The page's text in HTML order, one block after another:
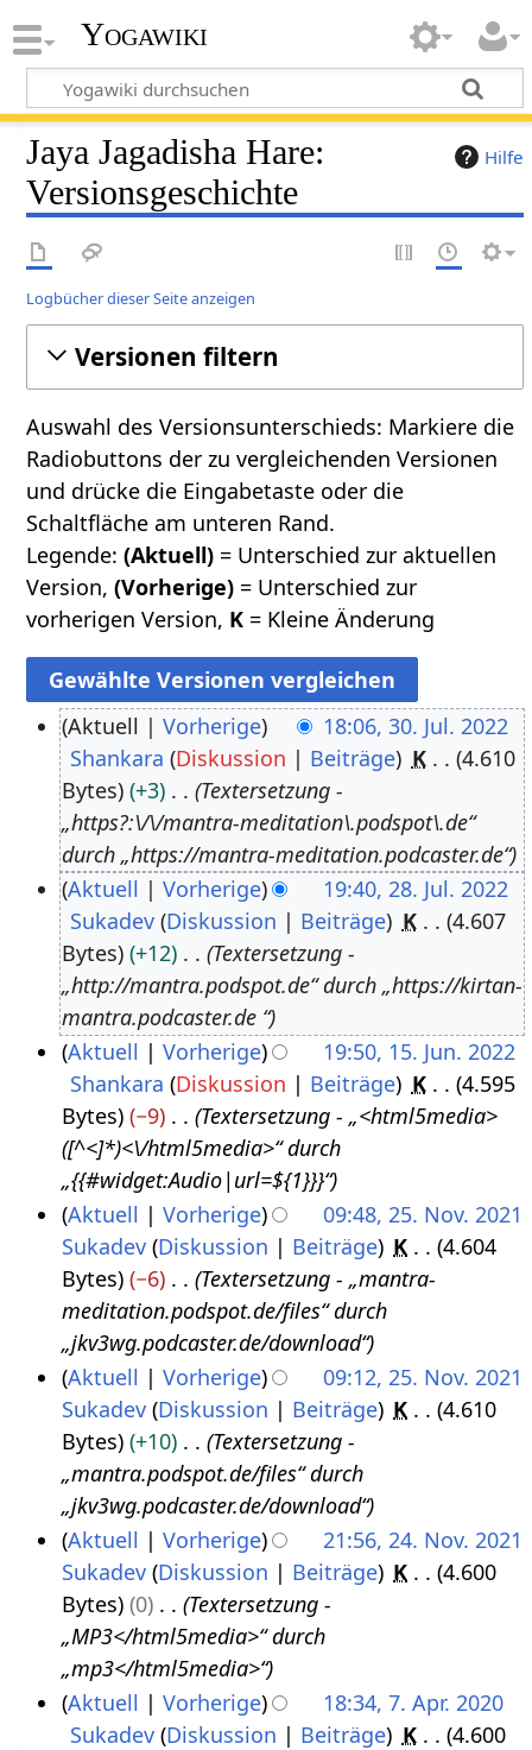
Yogawiki
Hilfe
Jaya Jagadisha Hare:
Versionsgeschichte
Logbücher dieser Seite anzeigen
Versionen filtern
Auswahl des Versionsunterschieds: Markiere die
Radiobuttons der zu vergleichenden Versionen
und drücke die Eingabetaste oder die
Schaltfläche am unteren Rand.
Legende:(Aktuell) = Unterschied zur aktuellen
Version,(Vorherige) = Unterschied zur
vorherigen Version, K = Kleine Änderung
u
2
Aktuell Vorherige
18:06, 30. Jul. 2022
Shankara Diskussion Beiträge K
4.610
Bytes
+3
Textersetzung -
„https?:\/\/mantra-meditation\.podspot\.de“
durch „https://mantra-meditation.podcaster.de“
u
2
Aktuell Vorherige
19:40, 28. Jul. 2022
Sukadev Diskussion Beiträge K
4.607
Bytes
+12
Textersetzung -
„http://mantra.podspot.de“ durch „https://kirtan-
mantra.podcaster.de “
u
2
Aktuell Vorherige
19:50, 15. Jun. 2022
Shankara Diskussion Beiträge K
4.595
Bytes
−9
Textersetzung - „<html5media>
([^<]*)<\/html5media>“ durch
„{{#widget:Audio|url=${1}}}“
o
e
1
Aktuell Vorherige
09:48, 25. Nov. 2021
Sukadev Diskussion Beiträge K
4.604
Bytes
−6
Textersetzung - „mantra-
meditation.podspot.de/files“ durch
„jkv3wg.podcaster.de/download“
Aktuell
Vorherige
09:12, 25. Nov. 2021
Sukadev Diskussion Beiträge K
4.610
Bytes
+10
Textersetzung -
„mantra.podspot.de/files“ durch
„jkv3wg.podcaster.de/download“
o
Aktuell Vorherige
21:56, 24. Nov. 2021
Sukadev Diskussion Beiträge K
4.600
Bytes
0
Textersetzung -
„MP3</html5media>“ durch
„mp3</html5media>“
Aktuell Vorherige
18:34, 7. Apr. 2020
Sukadev Diskussion Beiträge K
4.600